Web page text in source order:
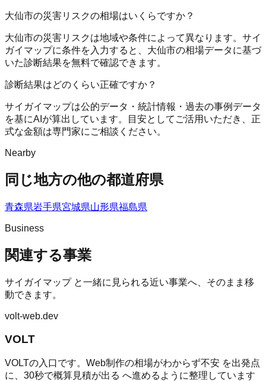
大仙市の災害リスクの相場はいくらですか？
大仙市の災害リスクは地域や条件によって異なります。サイ
ガイマップに条件を入力すると、大仙市の相場データに基づ
いた診断結果を無料で確認できます。
診断結果はどのくらい正確ですか？
サイガイマップは公的データ・統計情報・過去の事例データ
を基にAIが算出しています。目安としてご活用いただき、正
式な金額は専門家にご相談ください。
Nearby
同じ地方の他の都道府県
青森県岩手県宮城県山形県福島県
Business
関連する事業
サイガイマップと一緒に見られる近い事業へ、そのまま移
動できます。
volt-web.dev
VOLT
VOLTの入口です。Web制作の相場がわからず不安 を出発点
に、30秒で概算見積が出る へ進めるように整理しています